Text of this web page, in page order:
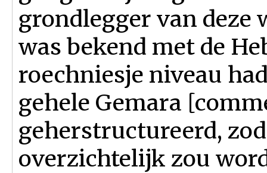
grondlegger van deze
was bekend met de
roechniesje niveau
gehele Gemara
geherstructureerd,
overzichtelijk zou